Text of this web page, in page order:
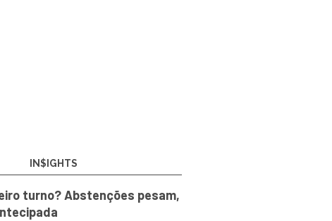
IN$IGHTS
turno? Abstenções pesam,